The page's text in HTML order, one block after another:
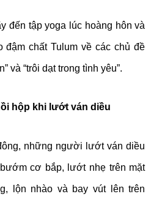
đến tập yoga lúc hoàng hôn và
đậm chất Tulum về các chủ đề
và “trôi dạt trong tình yêu”.
hộp khi lướt ván diều
những người lướt ván diều
cơ bắp, lướt nhẹ trên mặt
lộn nhào và bay vút lên trên